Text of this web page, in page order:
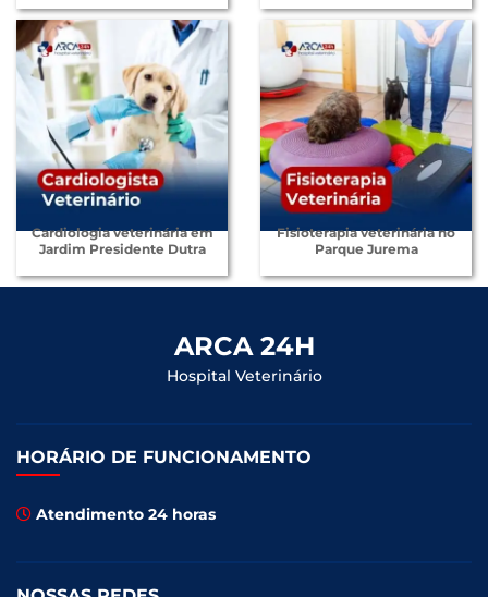
Cardiologia veterinária em
Jardim Presidente Dutra
Fisioterapia veterinária no
Parque Jurema
ARCA 24H
Hospital Veterinário
HORÁRIO DE FUNCIONAMENTO
Atendimento 24 horas